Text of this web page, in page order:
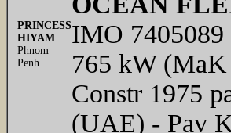
PRINCESS
HIYAM
Phnom
Penh
IMO 7405089
765 kW
Constr 1975
(UAE) - Pav